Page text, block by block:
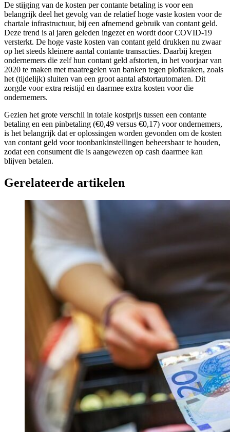
De stijging van de kosten per contante betaling is voor een
belangrijk deel het gevolg van de relatief hoge vaste kosten voor de
chartale infrastructuur, bij een afnemend gebruik van contant geld.
Deze trend is al jaren geleden ingezet en wordt door COVID-19
versterkt. De hoge vaste kosten van contant geld drukken nu zwaar
op het steeds kleinere aantal contante transacties. Daarbij kregen
ondernemers die zelf hun contant geld afstorten, in het voorjaar van
2020 te maken met maatregelen van banken tegen plofkraken, zoals
het (tijdelijk) sluiten van een groot aantal afstortautomaten. Dit
zorgde voor extra reistijd en daarmee extra kosten voor die
ondernemers.
Gezien het grote verschil in totale kostprijs tussen een contante
betaling en een pinbetaling (€0,49 versus €0,17) voor ondernemers,
is het belangrijk dat er oplossingen worden gevonden om de kosten
van contant geld voor toonbankinstellingen beheersbaar te houden,
zodat een consument die is aangewezen op cash daarmee kan
blijven betalen.
Gerelateerde artikelen